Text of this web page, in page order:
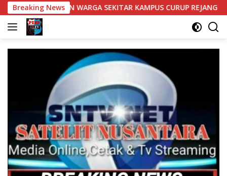
Langsung
ke
konten
Breaking News
WARGA SEKITAR KAMPUS CURUP REJANG LEBONG